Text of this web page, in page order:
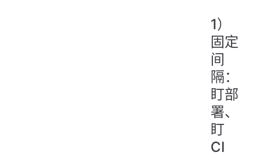
1）
固定
间
隔：
盯部
署、
盯
CI